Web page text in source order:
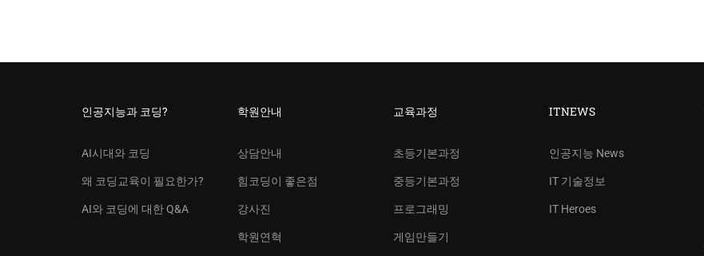
인공지능과 코딩?
AI시대와 코딩
왜 코딩교육이 필요한가?
AI와 코딩에 대한 Q&A
학원안내
상담안내
힘코딩이 좋은점
강사진
학원연혁
교육과정
초등기본과정
중등기본과정
프로그래밍
게임만들기
ITNEWS
인공지능 News
IT 기술정보
IT Heroes